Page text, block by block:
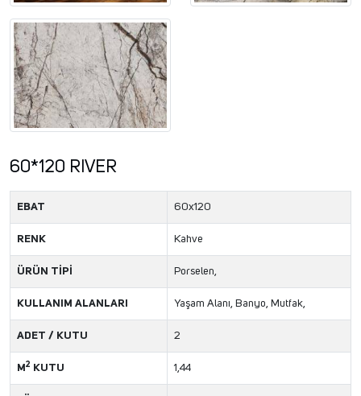
60*120 RIVER
EBAT 60x120
RENK Kahve
ÜRÜN TİPİ Porselen,
KULLANIM ALANLARI Yaşam Alanı, Banyo, Mutfak,
ADET / KUTU 2
M 2 KUTU 1,44